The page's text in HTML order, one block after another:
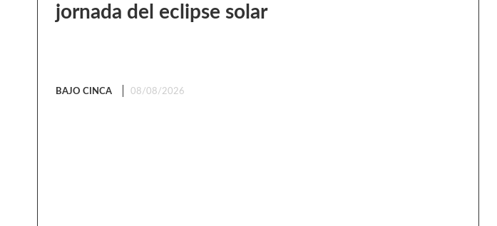
jornada del eclipse solar
BAJO CINCA 08/08/2026